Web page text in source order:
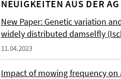
NEUIGKEITEN AUS DER AG
New Paper: Genetic variation
widely distributed damselfly
11.04.2023
Impact of mowing frequency